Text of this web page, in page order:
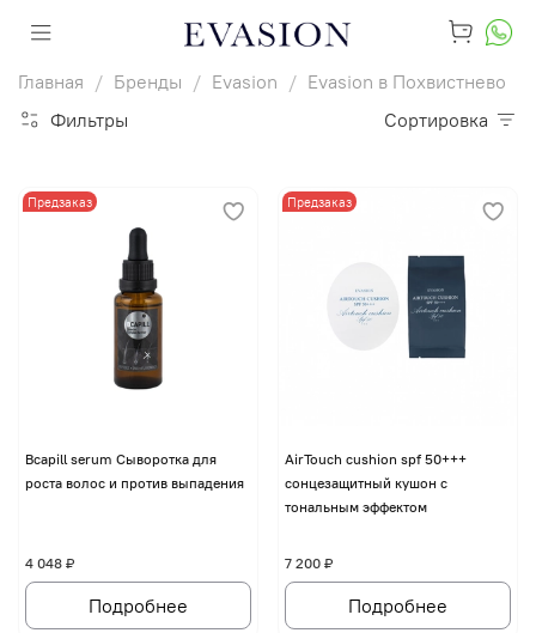
Главная Бренды Evasion
Evasion в Похвистнево
Фильтры
Сортировка
Предзаказ
Bcapill serum Сыворотка для
роста волос и против выпадения
4 048 ₽
Подробнее
Предзаказ
AirTouch cushion spf 50+++
сонцезащитный кушон с
тональным эффектом
7 200 ₽
Подробнее